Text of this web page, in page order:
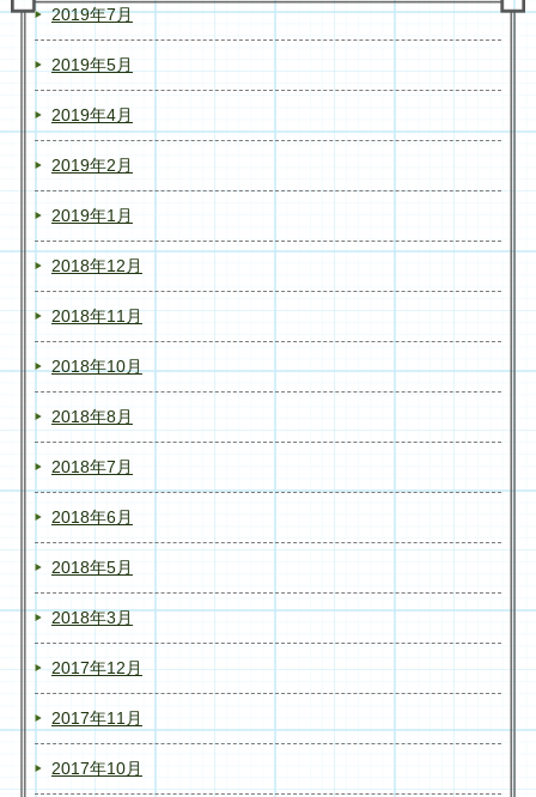
2019年7月
2019年5月
2019年4月
2019年2月
2019年1月
2018年12月
2018年11月
2018年10月
2018年8月
2018年7月
2018年6月
2018年5月
2018年3月
2017年12月
2017年11月
2017年10月